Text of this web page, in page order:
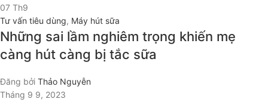
07 Th9
Tư vấn tiêu dùng, Máy hút sữa
Những sai lầm nghiêm trọng khiến mẹ
càng hút càng bị tắc sữa
Đăng bởi Thảo Nguyễn
Tháng 9 9, 2023